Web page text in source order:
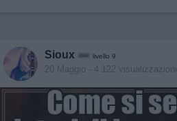
Sioux livello 9
20 Maggio - 4.122 visualizzazioni